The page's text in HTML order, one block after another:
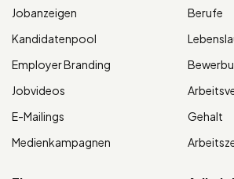
Jobanzeigen
Kandidatenpool
Employer Branding
Jobvideos
E-Mailings
Medienkampagnen
Berufe
Gehalt